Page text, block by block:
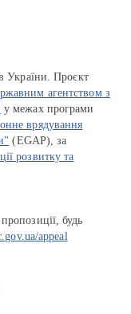
України. Проєкт
агентством з
у межах програми
врядування
(EGAP), за
розвитку та
будь
appeal